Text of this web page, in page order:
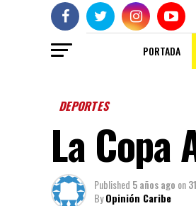
PORTADA
DEPORTES
La Copa
Published 5 años ago on
ByOpinión Caribe